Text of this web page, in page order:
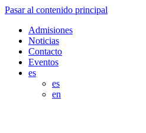
Pasar al contenido principal
Admisiones
Noticias
Contacto
Eventos
es
es
en